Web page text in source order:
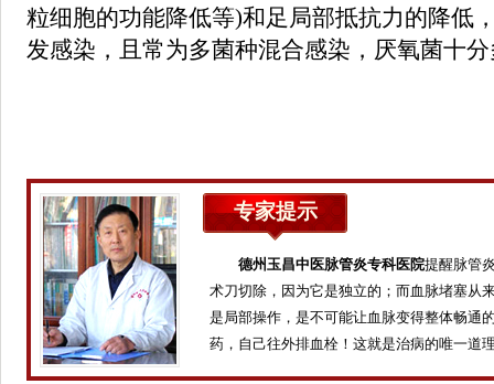
粒细胞的功能降低等)和足局部抵抗力的降低
发感染，且常为多菌种混合感染，厌氧菌十
专家提示
德州玉昌中医脉管炎专科医院提醒脉管
术刀切除，因为它是独立的；而血脉堵塞从
是局部操作，是不可能让血脉变得整体畅通
药，自己往外排血栓！这就是治病的唯一道